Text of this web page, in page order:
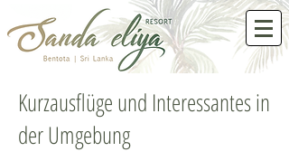
Kurzausflüge und Interessantes in
der Umgebung